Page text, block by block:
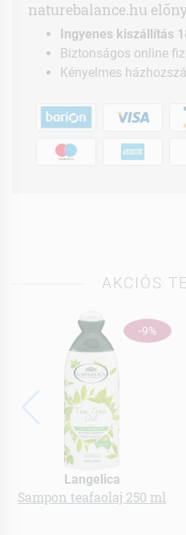
naturebalance.hu
Ingyenes kiszállítás
Biztonságos online
Kényelmes
AKCIÓS
-9%
Langelica
Sampon teafaolaj 250 ml